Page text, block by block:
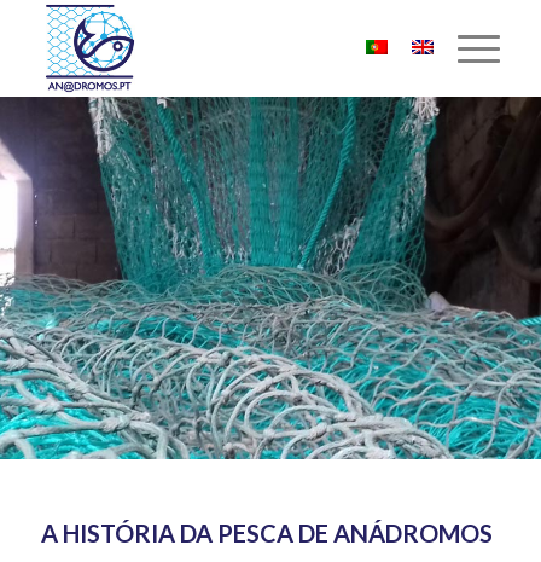
A HISTÓRIA DA PESCA DE ANÁDROMOS